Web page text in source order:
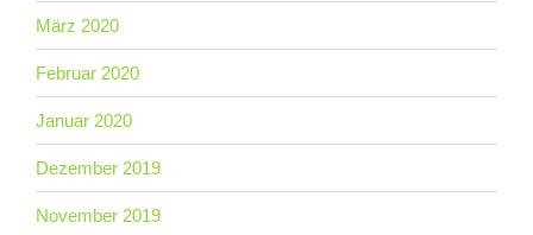
März 2020
Februar 2020
Januar 2020
Dezember 2019
November 2019